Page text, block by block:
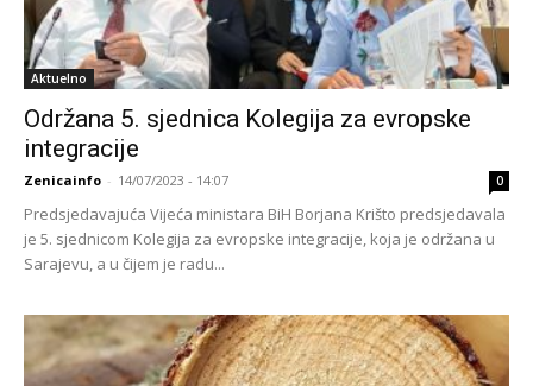
Aktuelno
Održana 5. sjednica Kolegija za evropske
integracije
Zenicainfo - 14/07/2023 - 14:07 0
Predsjedavajuća Vijeća ministara BiH Borjana Krišto predsjedavala
je 5. sjednicom Kolegija za evropske integracije, koja je održana u
Sarajevu, a u čijem je radu...